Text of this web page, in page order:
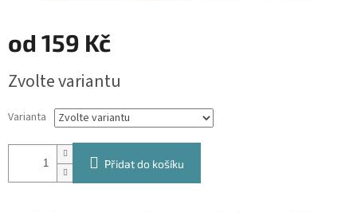
od 159 Kč
cena:
Zvolte variantu
Varianta
Přidat do košíku